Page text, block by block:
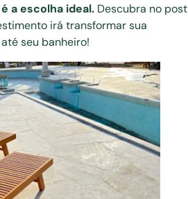
a escolha ideal. Descubra no post
irá transformar sua
seu banheiro!